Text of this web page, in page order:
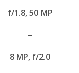
f/1.8, 50 MP
–
8 MP, f/2.0